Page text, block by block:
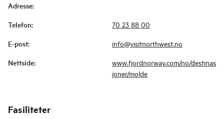
Adresse:
Telefon: 70 23 88 00
E-post: info@visitnorthwest.no
Nettside:
www.fjordnorway.com/no/destinas
joner/molde
Fasiliteter